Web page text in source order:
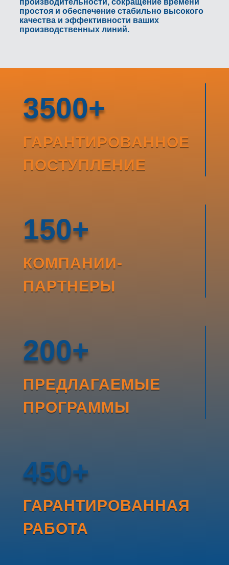
производительности, сокращение времени
простоя и обеспечение стабильно высокого
качества и эффективности ваших
производственных линий.
3500+
ГАРАНТИРОВАННОЕ
ПОСТУПЛЕНИЕ
150+
КОМПАНИИ-
ПАРТНЕРЫ
200+
ПРЕДЛАГАЕМЫЕ
ПРОГРАММЫ
450+
ГАРАНТИРОВАННАЯ
РАБОТА
Zirve Extrussion